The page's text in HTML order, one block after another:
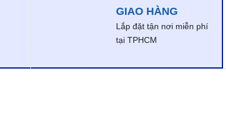
GIAO HÀNG
Lắp đặt tận nơi miễn phí
tại TPHCM